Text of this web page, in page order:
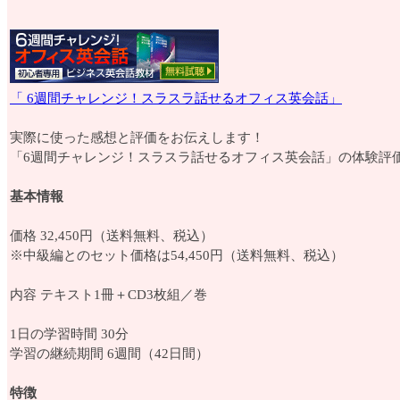
「 6週間チャレンジ！スラスラ話せるオフィス英会話」
実際に使った感想と評価をお伝えします！
「6週間チャレンジ！スラスラ話せるオフィス英会話」の体験評
基本情報
価格 32,450円（送料無料、税込）
※中級編とのセット価格は54,450円（送料無料、税込）
内容 テキスト1冊＋CD3枚組／巻
1日の学習時間 30分
学習の継続期間 6週間（42日間）
特徴